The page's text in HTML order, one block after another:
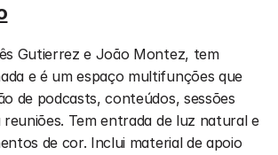
Gutierrez e João Montez, tem
e é um espaço multifunções que
de podcasts, conteúdos, sessões
Tem entrada de luz natural e
de cor. Inclui material de apoio